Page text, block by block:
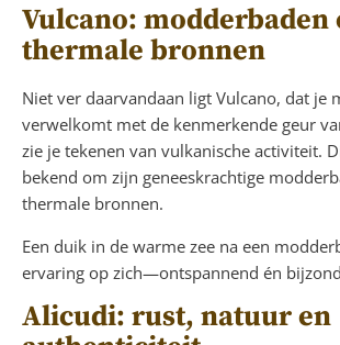
Vulcano: modderbaden
thermale bronnen
Niet ver daarvandaan ligt Vulcano, dat je
verwelkomt met de kenmerkende geur
zie je tekenen van vulkanische activiteit.
bekend om zijn geneeskrachtige
thermale bronnen.
Een duik in de warme zee na een
ervaring op zich—ontspannend én
Alicudi: rust, natuur en